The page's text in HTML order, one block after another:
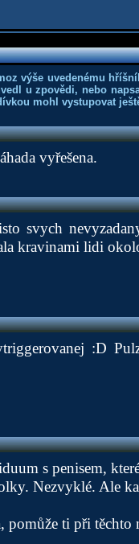
výše uvedenému
u zpovědi, nebo
mohl vystupovat
vyřešena.
svych
kravinami lidi
:D
s penisem,
Nezvyklé. Ale
pomůže ti při